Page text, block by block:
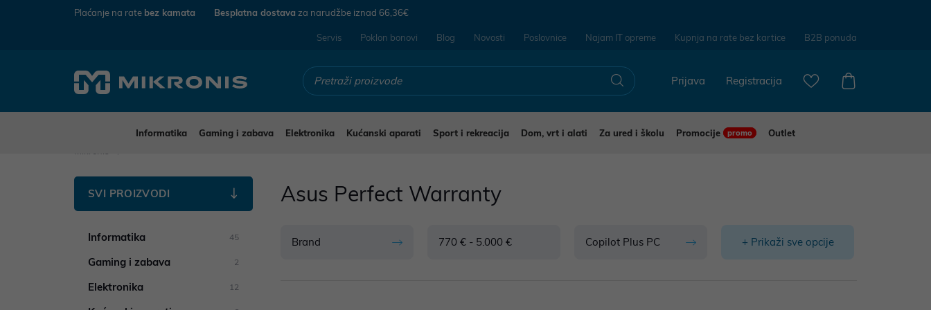
Plaćanje na rate bez kamata Besplatna dostava za narudžbe iznad 66,36€
Servis Poklon bonovi Blog Novosti Poslovnice Najam IT opreme Kupnja na rate bez kartice B2B ponuda
Registracija
Prijava
Informatika Gaming i zabava Elektronika Kućanski aparati Sport i rekreacija Dom, vrt i alati Za ured i školu Promocije promo
Outlet
SVI PROIZVODI
Informatika 45
Gaming i zabava 2
Elektronika 12
Asus Perfect Warranty
Brand 770 € - 5.000 € Copilot Plus PC + Prikaži sve opcije